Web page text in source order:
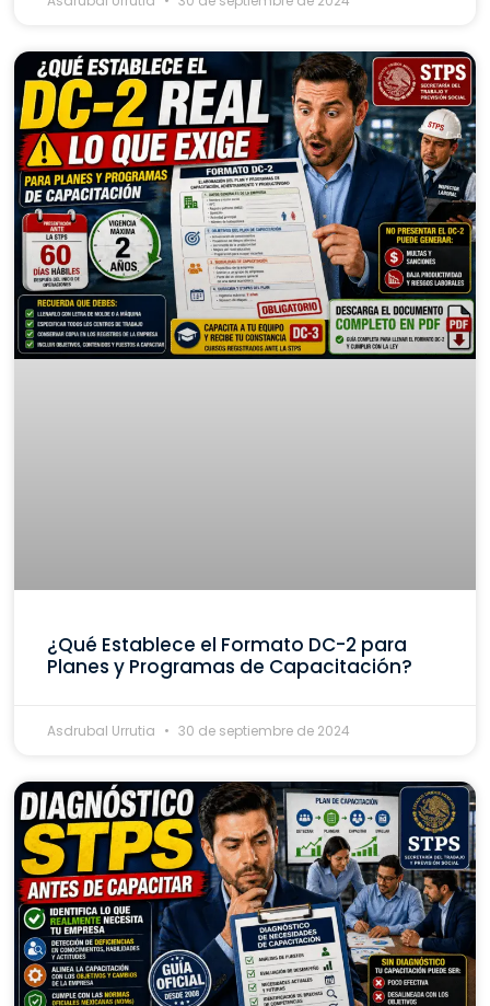
¿Qué Establece el Formato DC-2 para
Planes y Programas de Capacitación?
Asdrubal Urrutia 30 de septiembre de 2024